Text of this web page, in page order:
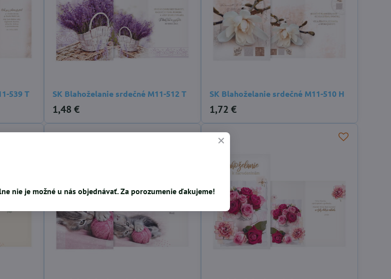
539 T SK Blahoželanie srdečné M11-512 T
1,48 €
SK Blahoželanie srdečné M11-510 H
1,72 €
nie je možné u nás objednávať. Za porozumenie ďakujeme!